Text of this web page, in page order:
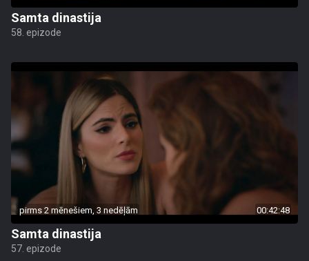
Samta dinastija
58. epizode
pirms 2 mēnešiem, 3 nedēļām 00:42:48
Samta dinastija
57. epizode